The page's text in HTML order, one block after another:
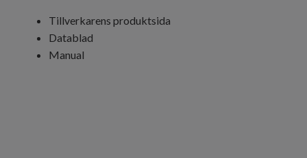
Tillverkarens produktsida
Datablad
Manual